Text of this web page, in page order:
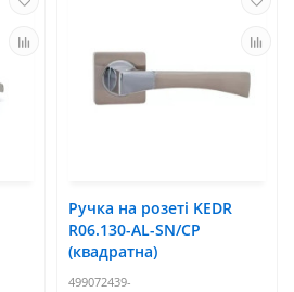
Ручка на розеті KEDR
R06.130-AL-SN/CP
(квадратна)
499072439-